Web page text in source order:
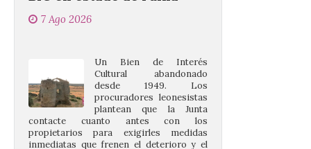
procuradores leonesistas
plantean que la Junta
contacte cuanto antes con los
propietarios para exigirles medidas
inmediatas que frenen el deterioro y el
riesgo de colapso. Los procuradores de
Unión del Pueblo […]